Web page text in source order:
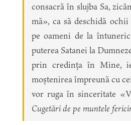
consacră în slujba Sa,
mă», ca să deschidă
pe oameni de la
puterea Satanei la
prin credința în Mine,
moștenirea împreună cu
vor ruga în sinceritate
Cugetări de pe muntele